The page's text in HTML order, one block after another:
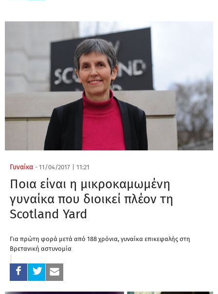
Γυναίκα - 11/04/2017 11:21
Ποια είναι η μικροκαμωμένη
γυναίκα που διοικεί πλέον τη
Scotland Yard
Για πρώτη φορά μετά από 188 χρόνια, γυναίκα επικεφαλής στη
Βρετανική αστυνομία